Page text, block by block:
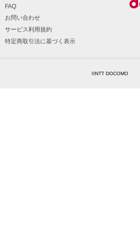
FAQ
お問い合わせ
サービス利用規約
特定商取引法に基づく表示
©NTT DOCOMO